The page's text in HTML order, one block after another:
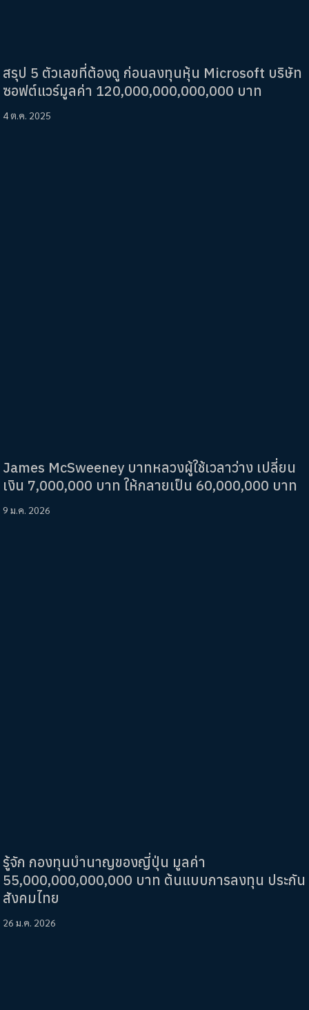
สรุป 5 ตัวเลขที่ต้องดู ก่อนลงทุนหุ้น Microsoft บริษัท
ซอฟต์แวร์มูลค่า 120,000,000,000,000 บาท
4 ต.ค. 2025
James McSweeney บาทหลวงผู้ใช้เวลาว่าง เปลี่ยน
เงิน 7,000,000 บาท ให้กลายเป็น 60,000,000 บาท
9 ม.ค. 2026
รู้จัก กองทุนบำนาญของญี่ปุ่น มูลค่า
55,000,000,000,000 บาท ต้นแบบการลงทุน ประกัน
สังคมไทย
26 ม.ค. 2026